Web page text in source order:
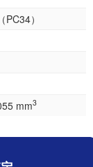
）
mm3